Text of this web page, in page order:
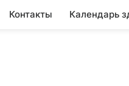
Контакты Календарь